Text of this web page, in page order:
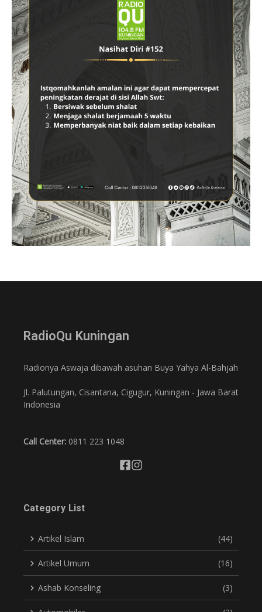
RadioQu Kuningan
Radionya Aswaja dibawah asuhan Buya Yahya Al-Bahjah
Jl. Palutungan, Cisantana, Cigugur, Kuningan - Jawa Barat
Indonesia
Call Center: 0811 223 1048
Category List
Artikel Islam (44)
Artikel Umum (16)
Ashab Konseling (3)